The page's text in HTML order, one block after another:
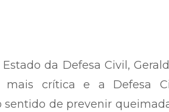
da Defesa Civil,
mais crítica e a Defesa
de prevenir